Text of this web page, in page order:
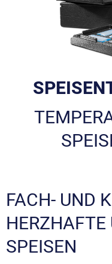
FACH- UND
HERZHAFTE
PEISEN